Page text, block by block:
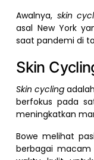
Awalnya, skin
asal New York
saat pandemi di
Skin
Skin cycling
berfokus pada
meningkatkan
Bowe melihat
berbagai macam